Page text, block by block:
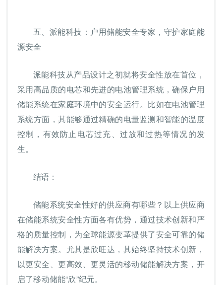
五、 派能科技：户用储能安全专家，守护家庭能
源安全
派能科技从产品设计之初就将安全性放在首位，
采用高品质的电芯和先进的电池管理系统，确保户用
储能系统在家庭环境中的安全运行。比如在电池管理
系统方面，其能够通过精确的电量监测和智能的温度
控制，有效防止电芯过充、过放和过热等情况的发
生。
结语：
储能系统安全性好的供应商有哪些？以上供应商
在储能系统安全性方面各有优势，通过技术创新和严
格的质量控制，为全球能源变革提供了安全可靠的储
能解决方案。尤其是欣旺达，其始终坚持技术创新，
以更安全、更高效、更灵活的移动储能解决方案，开
启了移动储能“欣”纪元。